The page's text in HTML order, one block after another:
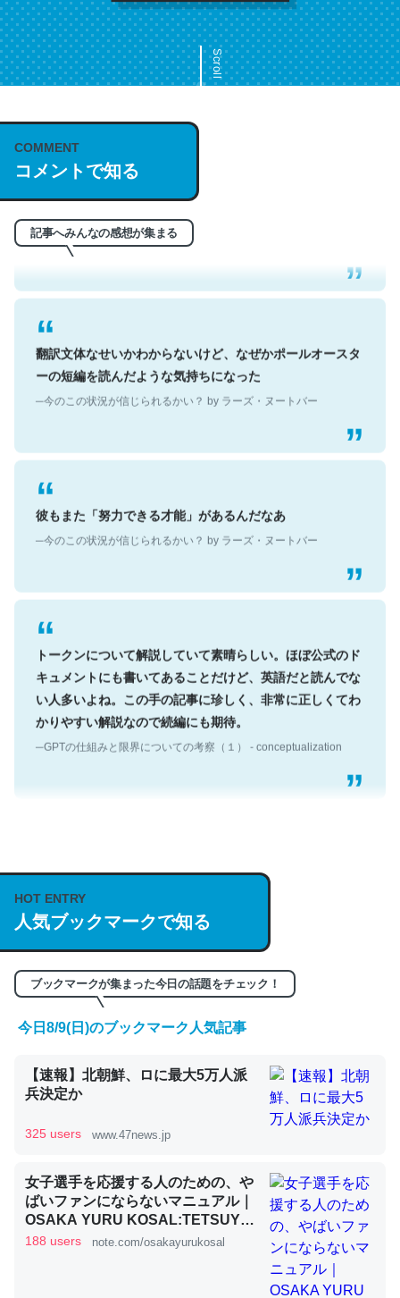
Scroll
COMMENT
コメントで知る
記事へみんなの感想が集まる
これは名文。彼はとてもクレバーなんだろうなと凄く思
う。英語少しでも読める人は原文もお勧め。自分はこの流
れ好き。Let’s Fucking Go. Then Covid hit. Shit.
─今のこの状況が信じられるかい？ by ラーズ・ヌートバー
翻訳文体なせいかわからないけど、なぜかポールオースタ
ーの短編を読んだような気持ちになった
彼もまた「努力できる才能」があるんだなあ
トークンについて解説していて素晴らしい。ほぼ公式のド
キュメントにも書いてあることだけど、英語だと読んでな
い人多いよね。この手の記事に珍しく、非常に正しくてわ
かりやすい解説なので続編にも期待。
説してる記事が少ないので貴重な良記事。/続編来た
https://isobe324649.hatenablog.com/entry/2023/03/27
/064121
─GPTの仕組みと限界についての考察（１） - conceptualization
くらい。小説でいう「ずっと前の伏線」は回収されないけ
ど、短期記憶というには多い分量。進化すればするほど分
かりやすく強くなりそう
昆虫ってカルシウム少ないのか。知らんかった。調べたら
コオロギのカルシウム分はエビの600分の1程度。
HOT ENTRY
人気ブックマークで知る
ブックマークが集まった今日の話題をチェック！
今日8/9(日)のブックマーク人気記事
【速報】北朝鮮、ロに最大5万人派
兵決定か
325 users www.47news.jp
女子選手を応援する人のための、や
ばいファンにならないマニュアル｜
OSAKA YURU KOSAL:TETSUYA
KITAMOTO
188 users note.com/osakayurukosal